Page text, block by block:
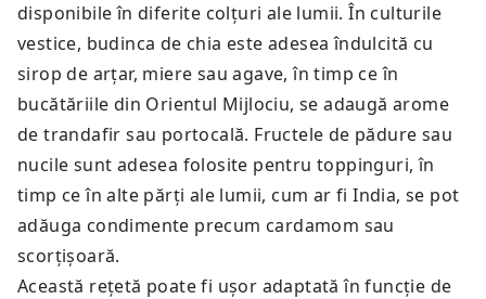
disponibile în diferite colțuri ale lumii. În culturile
vestice, budinca de chia este adesea îndulcită cu
sirop de arțar, miere sau agave, în timp ce în
bucătăriile din Orientul Mijlociu, se adaugă arome
de trandafir sau portocală. Fructele de pădure sau
nucile sunt adesea folosite pentru toppinguri, în
timp ce în alte părți ale lumii, cum ar fi India, se pot
adăuga condimente precum cardamom sau
scorțișoară.
Această rețetă poate fi ușor adaptată în funcție de